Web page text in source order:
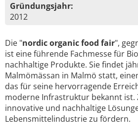
Gründungsjahr:
2012
Die "nordic organic food fair",
ist eine führende Fachmesse für
nachhaltige Produkte. Sie findet
Malmömässan in Malmö statt,
das für seine hervorragende
moderne Infrastruktur bekannt ist.
innovative und nachhaltige
Lebensmittelindustrie zu fördern.